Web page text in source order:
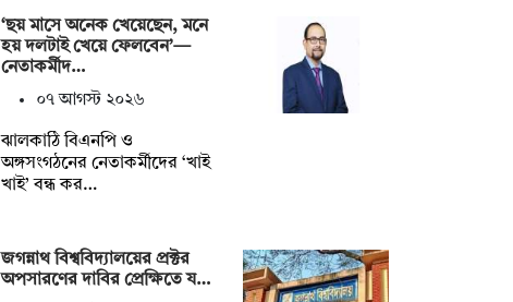
‘ছয় মাসে অনেক খেয়েছেন, মনে
হয় দলটাই খেয়ে ফেলবেন’—
নেতাকর্মীদ…
০৭ আগস্ট ২০২৬
ঝালকাঠি বিএনপি ও
অঙ্গসংগঠনের নেতাকর্মীদের ‘খাই
খাই’ বন্ধ কর…
জগন্নাথ বিশ্ববিদ্যালয়ের প্রক্টর
অপসারণের দাবির প্রেক্ষিতে য…